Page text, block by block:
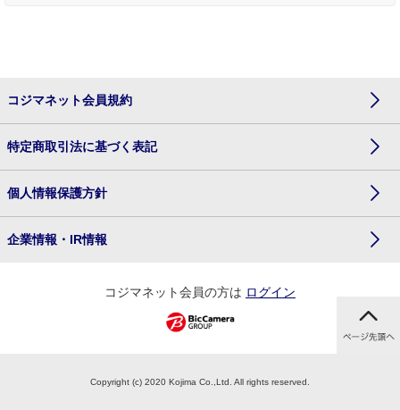
コジマネット会員規約
特定商取引法に基づく表記
個人情報保護方針
企業情報・IR情報
コジマネット会員の方は ログイン
Copyright (c) 2020 Kojima Co.,Ltd. All rights reserved.